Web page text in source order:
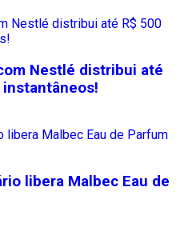
Nestlé distribui até
libera Malbec Eau de